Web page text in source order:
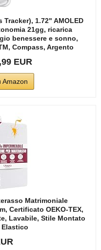
1.72" AMOLED
21gg, ricarica
benessere e sonno,
Compass, Argento
EUR
Amazon
Matrimoniale
Certificato OEKO-TEX,
Lavabile, Stile Montato